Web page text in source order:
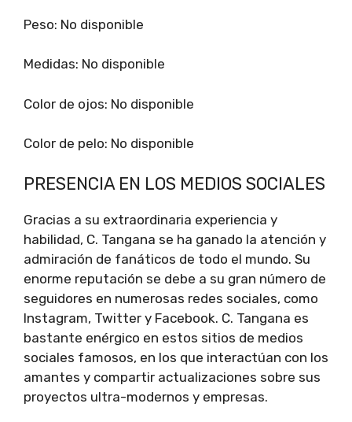
Peso: No disponible
Medidas: No disponible
Color de ojos: No disponible
Color de pelo: No disponible
PRESENCIA EN LOS MEDIOS SOCIALES
Gracias a su extraordinaria experiencia y
habilidad, C. Tangana se ha ganado la atención y
admiración de fanáticos de todo el mundo. Su
enorme reputación se debe a su gran número de
seguidores en numerosas redes sociales, como
Instagram, Twitter y Facebook. C. Tangana es
bastante enérgico en estos sitios de medios
sociales famosos, en los que interactúan con los
amantes y compartir actualizaciones sobre sus
proyectos ultra-modernos y empresas.